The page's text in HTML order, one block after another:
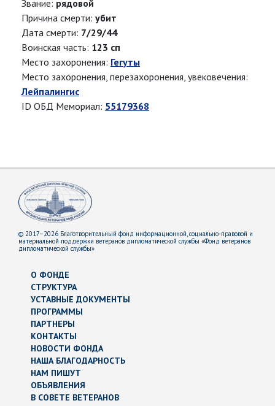
Звание: рядовой
Причина смерти: убит
Дата смерти: 7/29/44
Воинская часть: 123 сп
Место захоронения: Гегуты
Место захоронения, перезахоронения, увековечения:
Лейпалингис
ID ОБД Мемориал: 55179368
© 2017–2026 Благотворительный фонд информационной, социально-правовой и
материальной поддержки ветеранов дипломатической службы «Фонд ветеранов
дипломатической службы»
О ФОНДЕ
СТРУКТУРА
УСТАВНЫЕ ДОКУМЕНТЫ
ПРОГРАММЫ
ПАРТНЕРЫ
КОНТАКТЫ
НОВОСТИ ФОНДА
НАША БЛАГОДАРНОСТЬ
НАМ ПИШУТ
ОБЪЯВЛЕНИЯ
В СОВЕТЕ ВЕТЕРАНОВ